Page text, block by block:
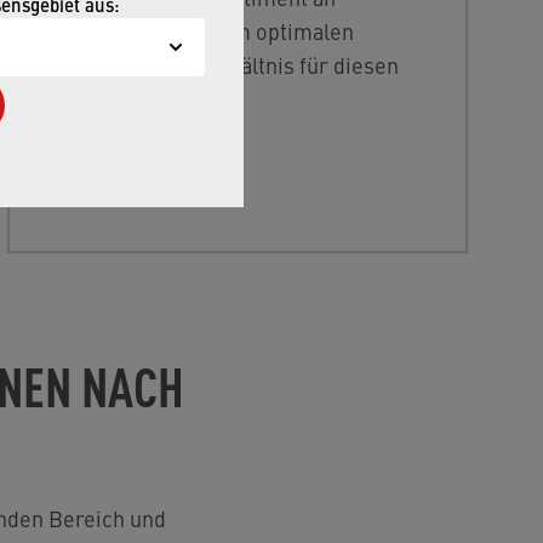
Schläuchen mit einem optimalen
Preis-/Leistungsverhältnis für diesen
NACH
Bereich und